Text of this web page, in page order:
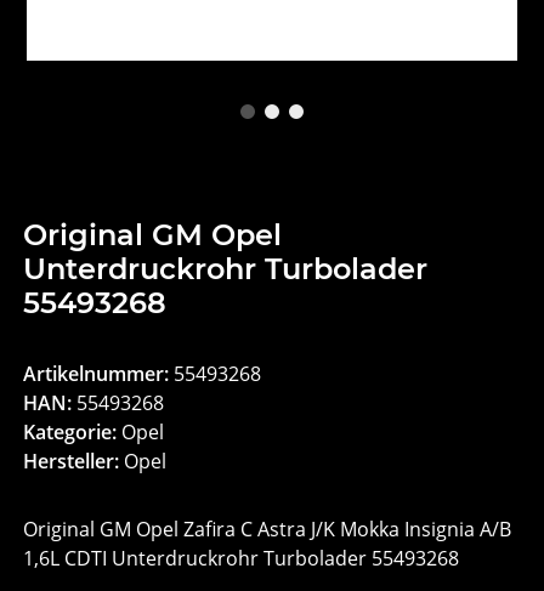
Original GM Opel
Unterdruckrohr Turbolader
55493268
Artikelnummer: 55493268
HAN: 55493268
Kategorie: Opel
Hersteller: Opel
Original GM Opel Zafira C Astra J/K Mokka Insignia A/B
1,6L CDTI Unterdruckrohr Turbolader 55493268